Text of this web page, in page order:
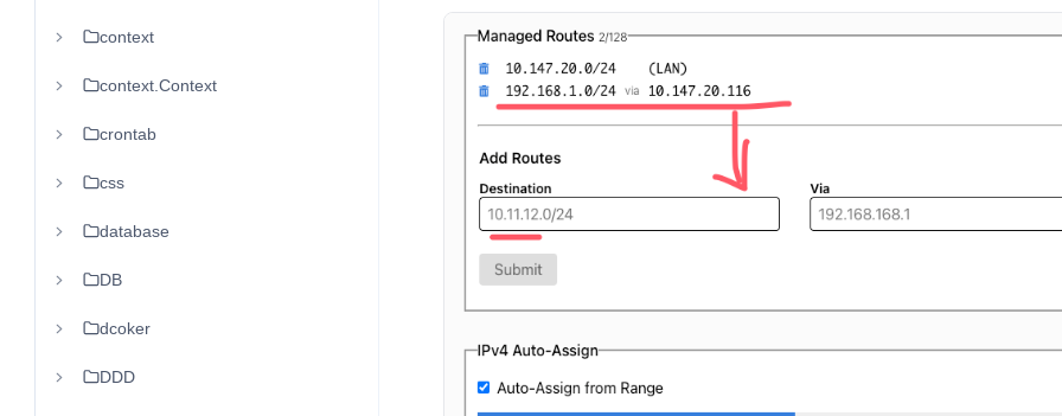
context
context.Context
crontab
css
database
DB
dcoker
DDD